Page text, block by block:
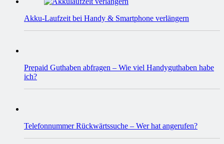
Akku-Laufzeit bei Handy & Smartphone verlängern
Prepaid Guthaben abfragen – Wie viel Handyguthaben habe
ich?
Telefonnummer Rückwärtssuche – Wer hat angerufen?